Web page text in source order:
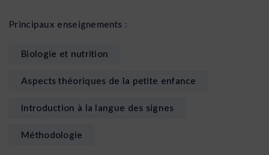
Principaux enseignements :
Biologie et nutrition
Aspects théoriques de la petite enfance
Introduction à la langue des signes
Méthodologie